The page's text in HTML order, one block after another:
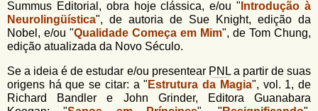
u
s
c
a
Summus Editorial, obra hoje clássica, e/ou " Introdução à
Neurolingüística", de autoria de Sue Knight, edição da
Nobel, e/ou "Qualidade Começa em Mim", de Tom Chung,
edição atualizada da Novo Século.
Se a ideia é de estudar e/ou presentear PNLa partir de suas
origens há que se citar: a " Estrutura da Magia", vol. 1, de
Richard Bandler e John Grinder, Editora Guanabara